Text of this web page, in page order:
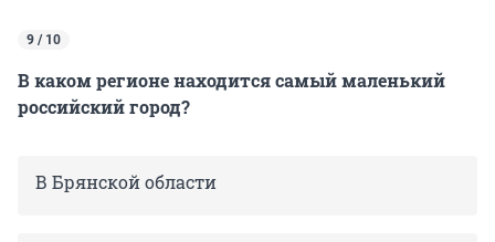
9 / 10
В каком регионе находится самый маленький
российский город?
В Брянской области